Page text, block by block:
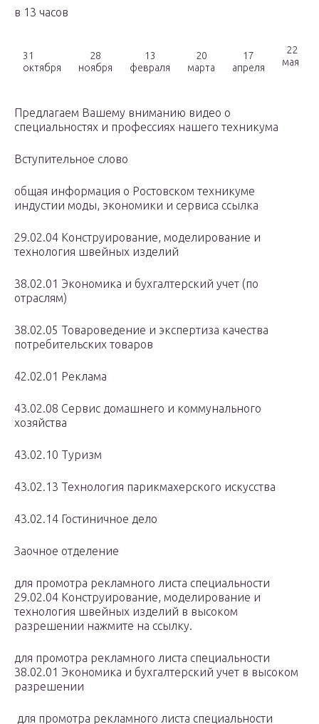
в 13 часов
31
октября
28
ноября
13
февраля
20
марта
17
апреля
22
мая
Предлагаем Вашему вниманию видео о
специальностях и профессиях нашего техникума
Вступительное слово
общая информация о Ростовском техникуме
индустии моды, экономики и сервиса ссылка
29.02.04 Конструирование, моделирование и
технология швейных изделий
38.02.01 Экономика и бухгалтерский учет (по
отраслям)
38.02.05 Товароведение и экспертиза качества
потребительских товаров
42.02.01 Реклама
43.02.08 Сервис домашнего и коммунального
хозяйства
43.02.10 Туризм
43.02.13 Технология парикмахерского искусства
43.02.14 Гостиничное дело
Заочное отделение
для промотра рекламного листа специальности
29.02.04 Конструирование, моделирование и
технология швейных изделий в высоком
разрешении нажмите на ссылку.
для промотра рекламного листа специальности
38.02.01 Экономика и бухгалтерский учет в высоком
разрешении
для промотра рекламного листа специальности